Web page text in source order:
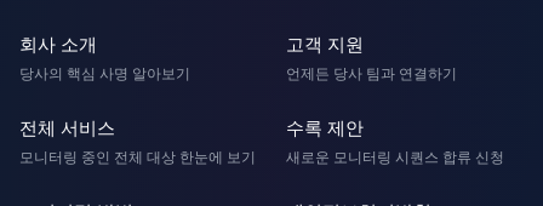
회사 소개
당사의 핵심 사명 알아보기
고객 지원
언제든 당사 팀과 연결하기
전체 서비스
모니터링 중인 전체 대상 한눈에 보기
수록 제안
새로운 모니터링 시퀀스 합류 신청